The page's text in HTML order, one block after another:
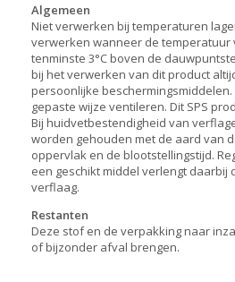
Algemeen
Niet verwerken bij temperaturen
verwerken wanneer de temperatuur
tenminste 3°C boven de
bij het verwerken van dit product
persoonlijke
gepaste wijze ventileren. Dit SPS
Bij huidvetbestendigheid van
worden gehouden met de aard van
oppervlak en de blootstellingstijd.
een geschikt middel verlengt daarbij
verflaag.
Restanten
Deze stof en de verpakking naar
of bijzonder afval brengen.